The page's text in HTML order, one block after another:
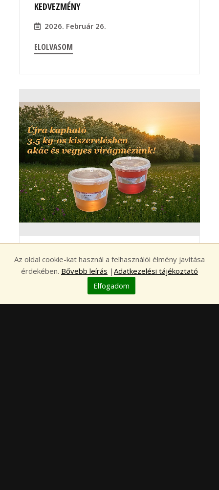
Az oldal cookie-kat használ a felhasználói élmény javítása
érdekében. Bővebb leírás | Adatkezelési tájékoztató
Elfogadom
KEDVEZMÉNY
2026. Február 26.
ELOLVASOM
VÖDÖRNYI MÉZ, KEDVEZŐ ÁRON – ÚJRA
ELÉRHETŐ!
2026. Február 6.